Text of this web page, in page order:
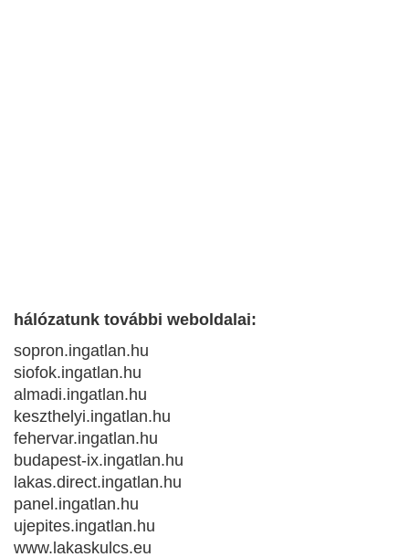
hálózatunk további weboldalai:
sopron.ingatlan.hu
siofok.ingatlan.hu
almadi.ingatlan.hu
keszthelyi.ingatlan.hu
fehervar.ingatlan.hu
budapest-ix.ingatlan.hu
lakas.direct.ingatlan.hu
panel.ingatlan.hu
ujepites.ingatlan.hu
www.lakaskulcs.eu